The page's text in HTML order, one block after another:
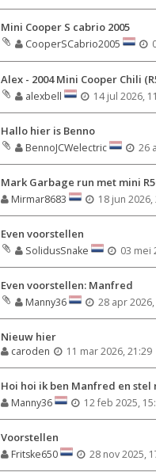
Mini Cooper S cabrio 2005
CooperSCabrio2005
Alex - 2004 Mini Cooper Chili
alexbell 14 jul 2026,
Hallo hier is Benno
BennoJCWelectric 26
Mark Garbage run met mini
Mirmar8683 18 jun 2026,
Even voorstellen
SolidusSnake 03 mei
Even voorstellen: Manfred
Manny36 28 apr
Nieuw hier
caroden 11 mar 2026, 21:29
Hoi hoi ik ben Manfred en stel
Manny36 12 feb 2025,
Voorstellen
Fritske650 28 nov 2025,